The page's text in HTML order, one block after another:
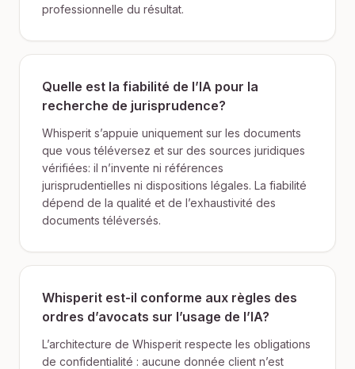
professionnelle du résultat.
Quelle est la fiabilité de l’IA pour la
recherche de jurisprudence?
Whisperit s’appuie uniquement sur les documents
que vous téléversez et sur des sources juridiques
vérifiées: il n’invente ni références
jurisprudentielles ni dispositions légales. La fiabilité
dépend de la qualité et de l’exhaustivité des
documents téléversés.
Whisperit est-il conforme aux règles des
ordres d’avocats sur l’usage de l’IA?
L’architecture de Whisperit respecte les obligations
de confidentialité : aucune donnée client n’est